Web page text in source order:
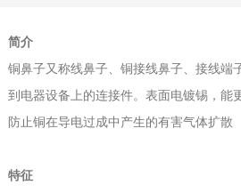
简介
铜鼻子又称线鼻子、铜接线鼻子、接线端
到电器设备上的连接件。表面电镀锡，能
防止铜在导电过成中产生的有害气体扩散
特征